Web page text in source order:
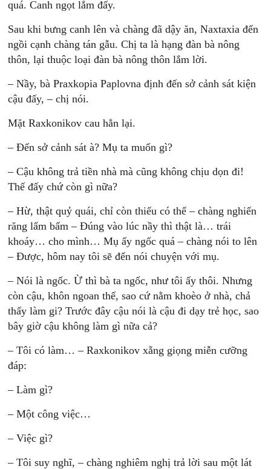
quá. Canh ngọt lắm đấy.
Sau khi bưng canh lên và chàng đã dậy ăn, Naxtaxia đến
ngồi cạnh chàng tán gẫu. Chị ta là hạng đàn bà nông
thôn, lại thuộc loại đàn bà nông thôn lắm lời.
– Nầy, bà Praxkopia Paplovna định đến sở cảnh sát kiện
cậu đấy, – chị nói.
Mặt Raxkonikov cau hẳn lại.
– Đến sở cảnh sát à? Mụ ta muốn gì?
– Cậu không trả tiền nhà mà cũng không chịu dọn đi!
Thế đấy chứ còn gì nữa?
– Hừ, thật quỷ quái, chỉ còn thiếu có thể – chàng nghiến
răng lẩm bấm – Đúng vào lúc nầy thì thật là… trái
khoáy… cho mình… Mụ ấy ngốc quá – chàng nói to lên
– Được, hôm nay tôi sẽ đến nói chuyện với mụ.
– Nói là ngốc. Ừ thì bà ta ngốc, như tôi ấy thôi. Nhưng
còn cậu, khôn ngoan thế, sao cứ nằm khoèo ở nhà, chả
thấy làm gi? Trước đây cậu nói là cậu đi dạy trẻ học, sao
bây giờ cậu không làm gì nữa cả?
– Tôi có làm… – Raxkonikov xẵng giọng miễn cưỡng
đáp:
– Làm gì?
– Một công việc…
– Việc gì?
– Tôi suy nghĩ, – chàng nghiêm nghị trả lời sau một lát